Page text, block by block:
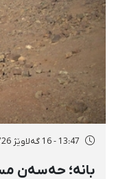
13:47 - 16 گەلاوێژ 2726
بانه؛ حەسەن